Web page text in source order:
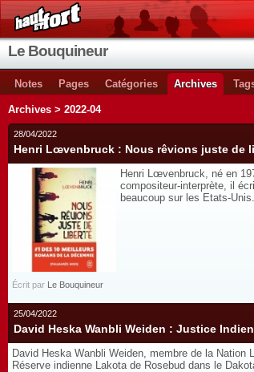
Le Bouquineur
Notes Pages Catégories Archives
Archives > 2022-04
28/04/2022
Henri Lœvenbruck : Nous rêvions juste de
Henri Lœvenbruck, né en
compositeur-interprète, il
beaucoup sur les Etats-
Écrit par Le Bouquineur
25/04/2022
David Heska Wanbli Weiden : Justice
David Heska Wanbli Weiden, membre de la
Réserve indienne Lakota de Rosebud dans le